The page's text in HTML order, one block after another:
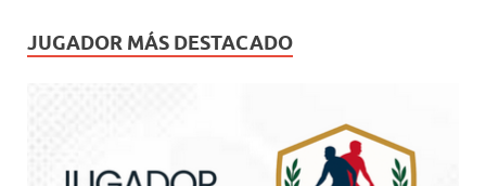
JUGADOR MÁS DESTACADO